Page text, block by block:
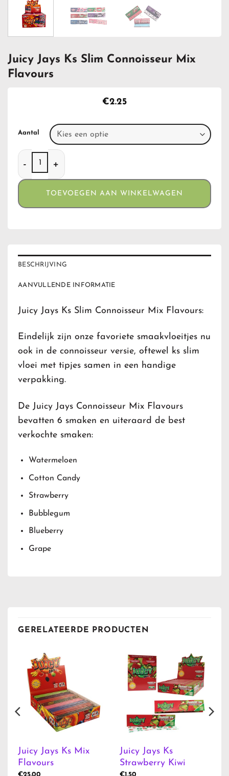
Juicy Jays Ks Slim Connoisseur Mix
Flavours
€2.25
Aantal
Juicy Jays Ks Slim Connoisseur Mix Flavours aantal
TOEVOEGEN AAN WINKELWAGEN
BESCHRIJVING
AANVULLENDE INFORMATIE
Juicy Jays Ks Slim Connoisseur Mix Flavours:
Eindelijk zijn onze favoriete smaakvloeitjes nu
ook in de connoisseur versie, oftewel ks slim
vloei met tipjes samen in een handige
verpakking.
De Juicy Jays Connoisseur Mix Flavours
bevatten 6 smaken en uiteraard de best
verkochte smaken:
Watermeloen
Cotton Candy
Strawberry
Bubblegum
Blueberry
Grape
GERELATEERDE PRODUCTEN
Juicy Jays Ks Mix
Flavours
Juicy Jays Ks
Strawberry Kiwi